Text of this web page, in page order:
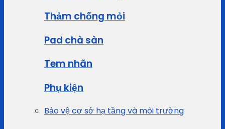
Thảm chống mỏi
Pad chà sàn
Tem nhãn
Phụ kiện
Bảo vệ cơ sở hạ tầng và môi trường